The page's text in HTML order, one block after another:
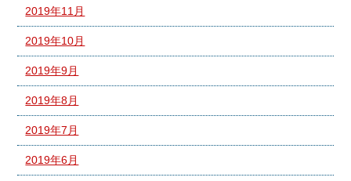
2019年11月
2019年10月
2019年9月
2019年8月
2019年7月
2019年6月